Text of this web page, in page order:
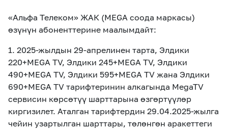
Кызматтар Көңүл ачуучу Соц. тармактар
Чалуулар жана
SMS
Номерди тандоо SIM жеткирүү
Биз жөнүндө Жаңылыктар MEGAда иште
Өнөктөштөргө
Офис картасы
жана каптоо
Кызмат көрсөтүүлөр
«Альфа Телеком» ЖАК (MEGA соода маркасы)
өзүнүн абоненттерине маалымдайт:
1. 2025-жылдын 29-апрелинен тарта, Элдики
220+MEGA TV, Элдики 245+MEGA TV, Элдики
490+MEGA TV, Элдики 595+MEGA TV жана Элдики
690+MEGA TV тарифтеринин алкагында MegaTV
сервисин көрсөтүү шарттарына өзгөртүүлөр
киргизилет. Аталган тарифтердин 29.04.2025-жылга
чейин узартылган шарттары, төлөнгөн аракеттеги